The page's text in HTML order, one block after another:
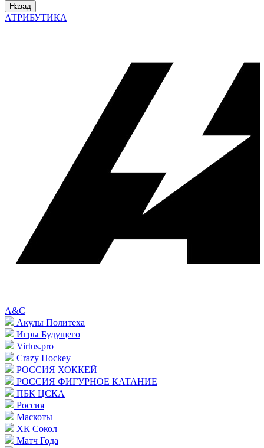
Назад
АТРИБУТИКА
A&C
Акулы Политеха
Игры Будущего
Virtus.pro
Crazy Hockey
РОССИЯ ХОККЕЙ
РОССИЯ ФИГУРНОЕ КАТАНИЕ
ПБК ЦСКА
Россия
Маскоты
ХК Сокол
Матч Года